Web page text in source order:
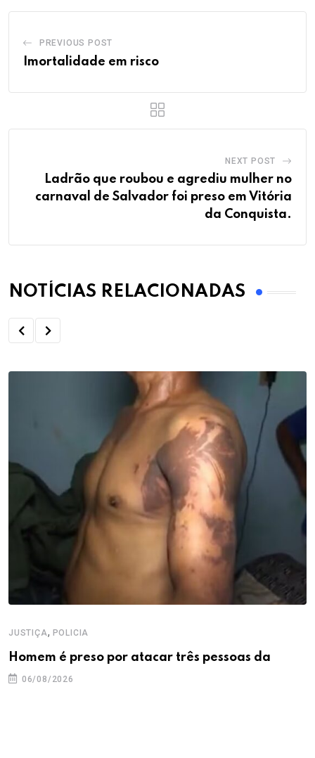
PREVIOUS POST
Imortalidade em risco
NEXT POST
Ladrão que roubou e agrediu mulher no
carnaval de Salvador foi preso em Vitória
da Conquista.
NOTÍCIAS RELACIONADAS
JUSTIÇA, POLICIA
Homem é preso por atacar três pessoas da
06/08/2026